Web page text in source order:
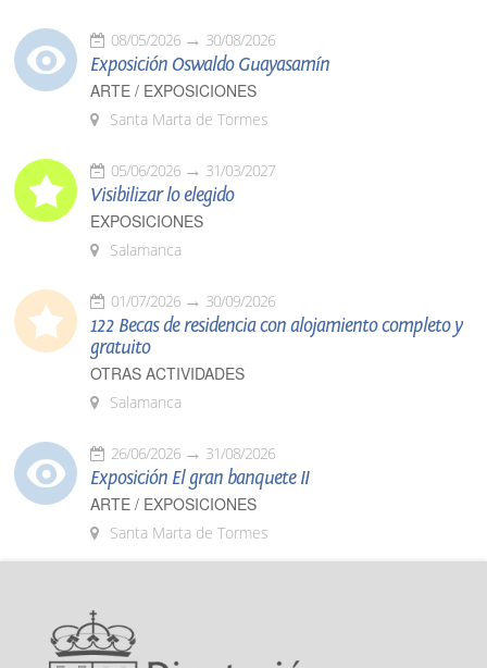
08/05/2026 30/08/2026
Exposición Oswaldo Guayasamín
ARTE / EXPOSICIONES
Santa Marta de Tormes
05/06/2026 31/03/2027
Visibilizar lo elegido
EXPOSICIONES
Salamanca
01/07/2026 30/09/2026
122 Becas de residencia con alojamiento completo y
gratuito
OTRAS ACTIVIDADES
Salamanca
26/06/2026 31/08/2026
Exposición El gran banquete II
ARTE / EXPOSICIONES
Santa Marta de Tormes